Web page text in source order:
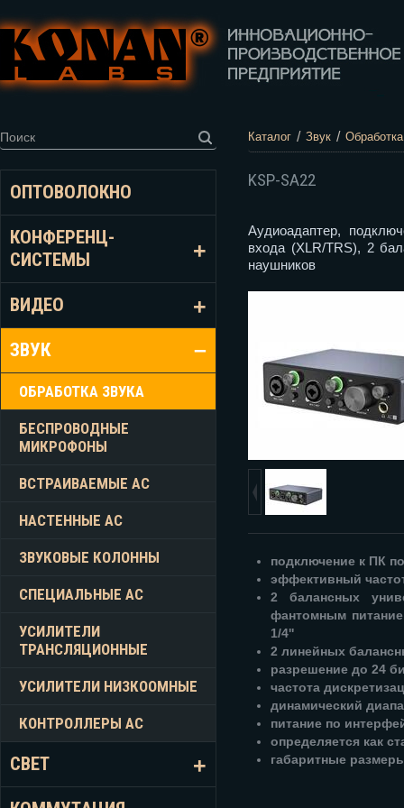
ОПТОВОЛОКНО
КОНФЕРЕНЦ-
СИСТЕМЫ
ВИДЕО
ЗВУК
ОБРАБОТКА ЗВУКА
БЕСПРОВОДНЫЕ
МИКРОФОНЫ
ВСТРАИВАЕМЫЕ АС
НАСТЕННЫЕ АС
ЗВУКОВЫЕ КОЛОННЫ
СПЕЦИАЛЬНЫЕ АС
УСИЛИТЕЛИ
ТРАНСЛЯЦИОННЫЕ
УСИЛИТЕЛИ НИЗКООМНЫЕ
КОНТРОЛЛЕРЫ АС
СВЕТ
Каталог / Звук /
KSP-SA22
Аудиоадаптер,
входа (XLR/TRS), 2
наушников
подключение к ПК
эффективный
2 балансных
фантомным
1/4''
2 линейных
разрешение до 24
частота
динамический
питание по
определяется как
габаритные